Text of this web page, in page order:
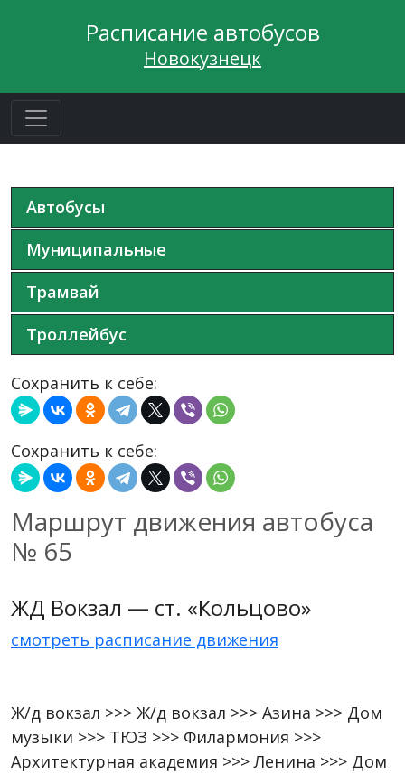
Расписание автобусов
Новокузнецк
Сохранить к себе:
Сохранить к себе:
Маршрут движения автобуса
№ 65
ЖД Вокзал — ст. «Кольцово»
смотреть расписание движения
Ж/д вокзал >>> Ж/д вокзал >>> Азина >>> Дом
музыки >>> ТЮЗ >>> Филармония >>>
Архитектурная академия >>> Ленина >>> Дом
Автобусы
Муниципальные
Трамвай
Троллейбус